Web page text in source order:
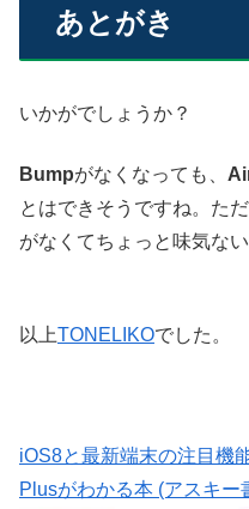
あとがき
いかがでしょうか？
Bumpがなくなっても、
とはできそうですね。た
がなくてちょっと味気な
以上TONELIKOでした。
iOS8と最新端末の注目
Plusがわかる本 (アスキー